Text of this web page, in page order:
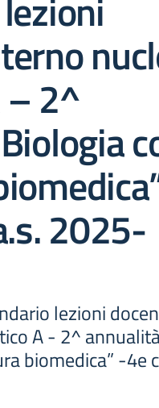
– 2^
2025-
lezioni
A - 2^
biomedica” -4e